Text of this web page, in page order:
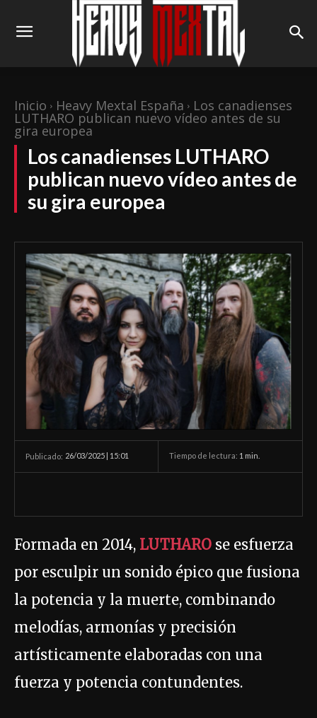
Inicio Heavy Mextal España Los canadienses
LUTHARO publican nuevo vídeo antes de su
gira europea
Los canadienses LUTHARO
publican nuevo vídeo antes de
su gira europea
Publicado: 26/03/2025 | 15:01 Tiempo de lectura: 1 min.
Formada en 2014, LUTHARO se esfuerza
por esculpir un sonido épico que fusiona
la potencia y la muerte, combinando
melodías, armonías y precisión
artísticamente elaboradas con una
fuerza y ​​potencia contundentes.